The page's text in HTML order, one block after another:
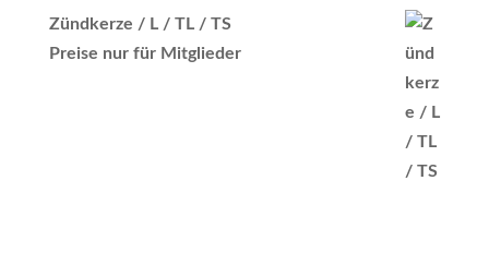
Zündkerze / L / TL / TS
Preise nur für Mitglieder